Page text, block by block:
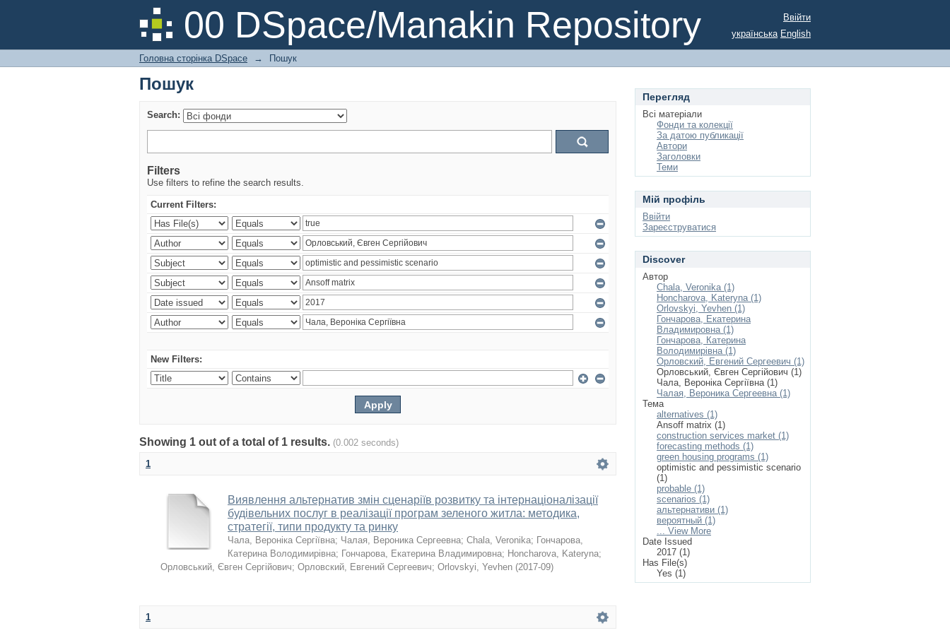
00 DSpace/Manakin Repository
Пошук
Ввійти
українська English
Головна сторінка DSpace → Пошук
Пошук
Search:
Filters
Use filters to refine the search results.
Current Filters:
New Filters:
Showing 1 out of a total of 1 results. (0.002 seconds)
1
Виявлення альтернатив змін сценаріїв розвитку та інтернаціоналізації
будівельних послуг в реалізації програм зеленого житла: методика,
стратегії, типи продукту та ринку
Чала, Вероніка Сергіївна; Чалая, Вероника Сергеевна; Chala, Veronika; Гончарова,
Катерина Володимирівна; Гончарова, Екатерина Владимировна; Honcharova, Kateryna;
Орловський, Євген Сергійович; Орловский, Евгений Сергеевич; Orlovskyi, Yevhen (2017-09)
1
Перегляд
Всі матеріали
Фонди та колекції
За датою публикації
Автори
Заголовки
Теми
Мій профіль
Ввійти
Зареєструватися
Discover
Автор
Chala, Veronika (1)
Honcharova, Kateryna (1)
Orlovskyi, Yevhen (1)
Гончарова, Екатерина
Владимировна (1)
Гончарова, Катерина
Володимирівна (1)
Орловский, Евгений Сергеевич (1)
Орловський, Євген Сергійович (1)
Чала, Вероніка Сергіївна (1)
Чалая, Вероника Сергеевна (1)
Тема
alternatives (1)
Ansoff matrix (1)
construction services market (1)
forecasting methods (1)
green housing programs (1)
optimistic and pessimistic scenario
(1)
probable (1)
scenarios (1)
альтернативи (1)
вероятный (1)
... View More
Date Issued
2017 (1)
Has File(s)
Yes (1)